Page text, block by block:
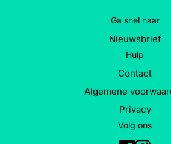
Ga snel naar
Nieuwsbrief
Hulp
Contact
Algemene
Privacy
Volg ons